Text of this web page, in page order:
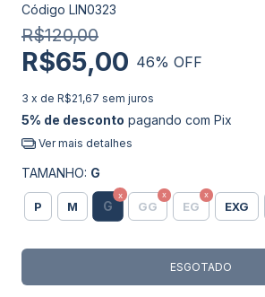
Código LIN0323
R$120,00
R$65,00 46% OFF
3 x de R$21,67 sem juros
5% de desconto pagando com Pix
Ver mais detalhes
TAMANHO: G
P M G GG EG EXG